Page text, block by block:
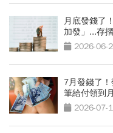
月底發錢了
加發」...存
2026-06-
7月發錢了
筆給付領到
2026-07-